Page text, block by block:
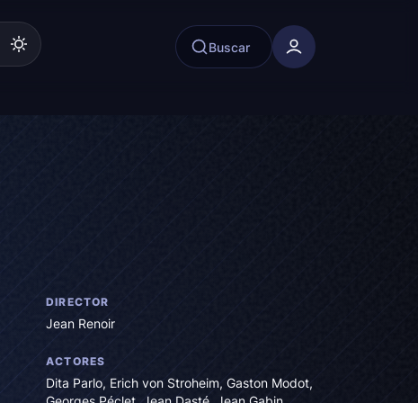
Buscar
DIRECTOR
Jean Renoir
ACTORES
Dita Parlo, Erich von Stroheim, Gaston Modot,